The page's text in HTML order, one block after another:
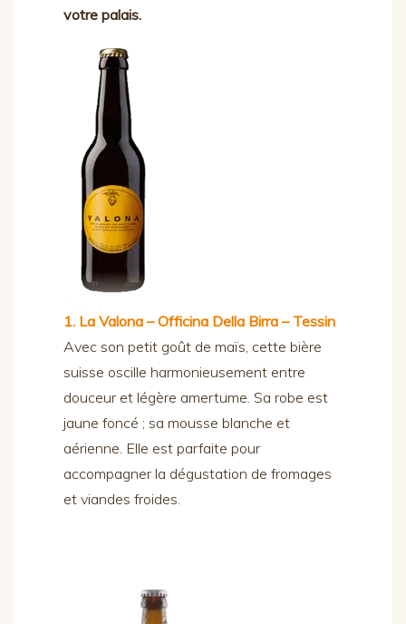
votre palais.
1. La Valona – Officina Della Birra – Tessin
Avec son petit goût de maïs, cette bière
suisse oscille harmonieusement entre
douceur et légère amertume. Sa robe est
jaune foncé ; sa mousse blanche et
aérienne. Elle est parfaite pour
accompagner la dégustation de fromages
et viandes froides.